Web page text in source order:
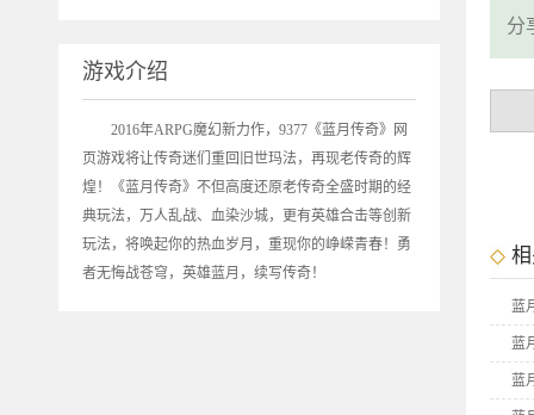
分
蓝
蓝
蓝
游戏介绍
2016年ARPG魔幻新力作，9377《蓝月传奇》网
页游戏将让传奇迷们重回旧世玛法，再现老传奇的辉
煌！《蓝月传奇》不但高度还原老传奇全盛时期的经
典玩法，万人乱战、血染沙城，更有英雄合击等创新
玩法，将唤起你的热血岁月，重现你的峥嵘青春！勇
者无悔战苍穹，英雄蓝月，续写传奇！